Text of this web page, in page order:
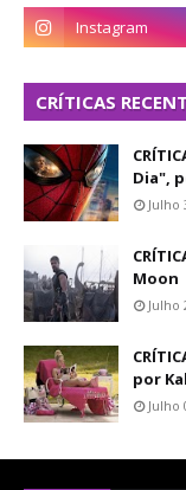
CRÍTICAS
Dia",
Julho
Moon
Julho
por
Julho